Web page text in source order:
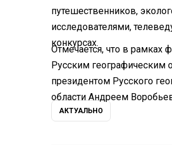
путешественников,
исследователями,
конкурсах.
Отмечается, что в рамках
Русским географическим
президентом Русского
области Андреем
АКТУАЛЬНО